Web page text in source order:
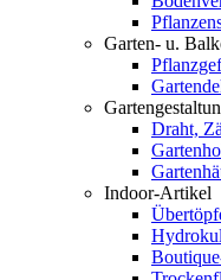
Garten- u.
Draht,
Indoor-Artikel